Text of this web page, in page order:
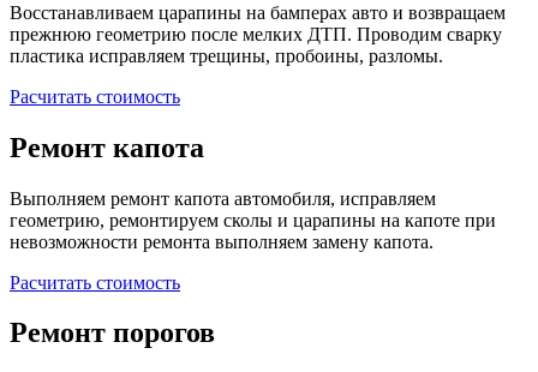
Восстанавливаем царапины на бамперах авто и возвращаем
прежнюю геометрию после мелких ДТП. Проводим сварку
пластика исправляем трещины, пробоины, разломы.
Расчитать стоимость
Ремонт капота
Выполняем ремонт капота автомобиля, исправляем
геометрию, ремонтируем сколы и царапины на капоте при
невозможности ремонта выполняем замену капота.
Расчитать стоимость
Ремонт порогов